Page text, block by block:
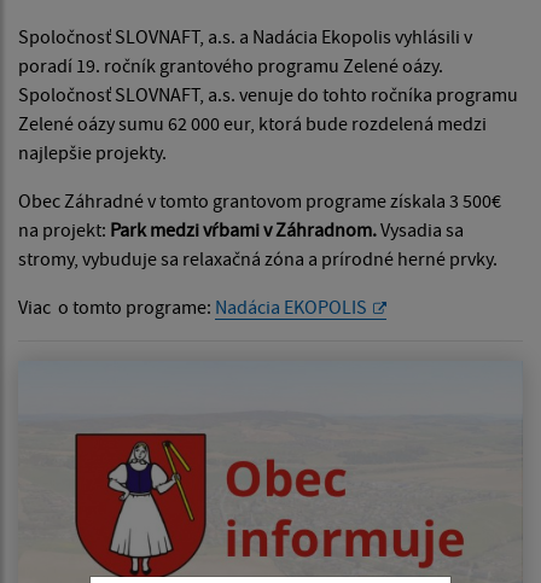
Spoločnosť SLOVNAFT, a.s. a Nadácia Ekopolis vyhlásili v
poradí 19. ročník grantového programu Zelené oázy.
Spoločnosť SLOVNAFT, a.s. venuje do tohto ročníka programu
Zelené oázy sumu 62 000 eur, ktorá bude rozdelená medzi
najlepšie projekty.
Obec Záhradné v tomto grantovom programe získala 3 500€
na projekt: Park medzi vŕbami v Záhradnom.Vysadia sa
stromy, vybuduje sa relaxačná zóna a prírodné herné prvky.
Viac o tomto programe: Nadácia EKOPOLIS